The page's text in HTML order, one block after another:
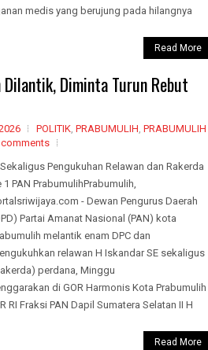
medis yang berujung pada hilangnya
Read More
Dilantik, Diminta Turun Rebut
POLITIK, PRABUMULIH, PRABUMULIH
Pengukuhan Relawan dan Rakerda
1 PAN PrabumulihPrabumulih,
- Dewan Pengurus Daerah
Partai Amanat Nasional (PAN) kota
melantik enam DPC dan
relawan H Iskandar SE sekaligus
perdana, Minggu
di GOR Harmonis Kota Prabumulih
Fraksi PAN Dapil Sumatera Selatan II H
Read More